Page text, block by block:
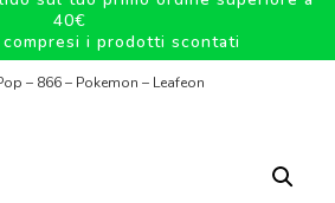
40€
i prodotti scontati
– 866 – Pokemon – Leafeon